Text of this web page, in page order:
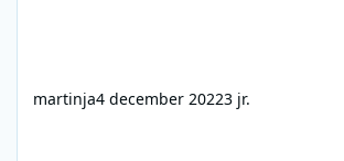
martinja4 december 20223 jr.